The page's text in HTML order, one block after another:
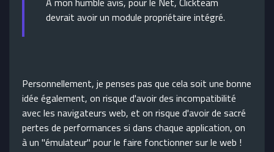
devrait avoir un module propriétaire intégré.
Personnellement, je penses pas que cela soit une bonne
idée également, on risque d'avoir des incompatibilité
avec les navigateurs web, et on risque d'avoir de sacré
pertes de performances si dans chaque application, on
à un "émulateur" pour le faire fonctionner sur le web !